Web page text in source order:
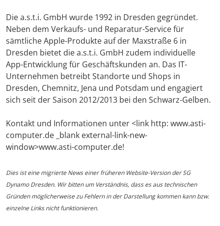
Die a.s.t.i. GmbH wurde 1992 in Dresden gegründet.
Neben dem Verkaufs- und Reparatur-Service für
sämtliche Apple-Produkte auf der Maxstraße 6 in
Dresden bietet die a.s.t.i. GmbH zudem individuelle
App-Entwicklung für Geschäftskunden an. Das IT-
Unternehmen betreibt Standorte und Shops in
Dresden, Chemnitz, Jena und Potsdam und engagiert
sich seit der Saison 2012/2013 bei den Schwarz-Gelben.
Kontakt und Informationen unter <link http: www.asti-
computer.de _blank external-link-new-
window>www.asti-computer.de!
Dies ist eine migrierte News einer früheren Website-Version der SG
Dynamo Dresden. Wir bitten um Verständnis, dass es aus technischen
Gründen möglicherweise zu Fehlern in der Darstellung kommen kann bzw.
einzelne Links nicht funktionieren.